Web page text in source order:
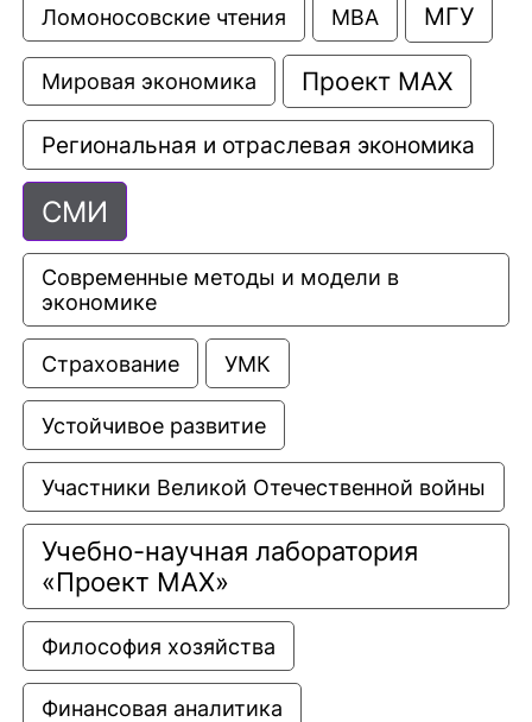
Ломоносовские чтения МВА МГУ
Мировая экономика Проект МАХ
Региональная и отраслевая экономика
СМИ
Современные методы и модели в
экономике
Страхование УМК
Устойчивое развитие
Участники Великой Отечественной войны
Учебно-научная лаборатория
«Проект МАХ»
Философия хозяйства
Финансовая аналитика